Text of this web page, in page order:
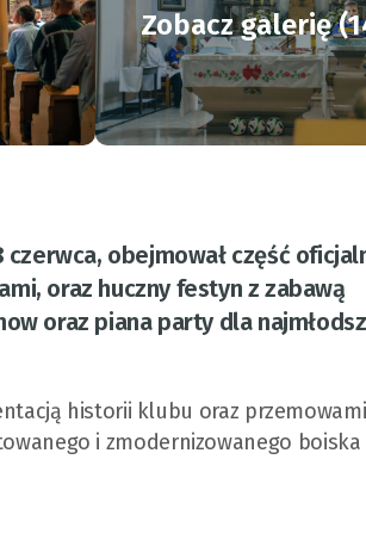
Zobacz galerię
obejmował część
oraz huczny festyn z zabawą
oraz piana party dla
historii klubu oraz
i zmodernizowanego boiska